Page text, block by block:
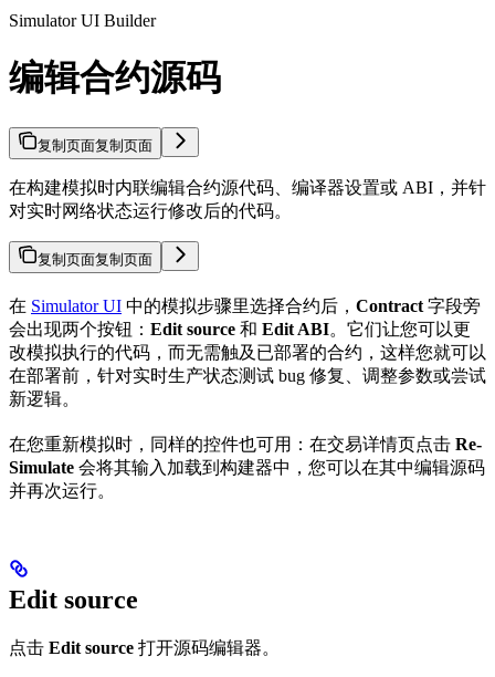
Simulator UI Builder
编辑合约源码
复制页面复制页面
在构建模拟时内联编辑合约源代码、编译器设置或 ABI，并针
对实时网络状态运行修改后的代码。
复制页面复制页面
在 Simulator UI 中的模拟步骤里选择合约后， Contract 字段旁
会出现两个按钮： Edit source 和 Edit ABI。它们让您可以更
改模拟执行的代码，而无需触及已部署的合约，这样您就可以
在部署前，针对实时生产状态测试 bug 修复、调整参数或尝试
新逻辑。
在您重新模拟时，同样的控件也可用：在交易详情页点击 Re-
Simulate 会将其输入加载到构建器中，您可以在其中编辑源码
并再次运行。
Edit source
点击 Edit source 打开源码编辑器。